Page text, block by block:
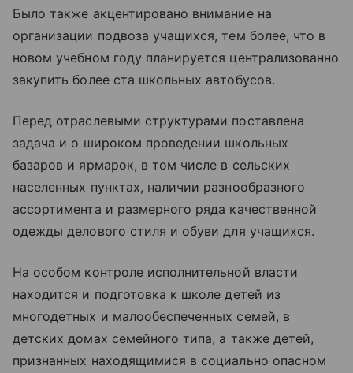
Было также акцентировано внимание на
организации подвоза учащихся, тем более, что в
новом учебном году планируется централизованно
закупить более ста школьных автобусов.
Перед отраслевыми структурами поставлена
задача и о широком проведении школьных
базаров и ярмарок, в том числе в сельских
населенных пунктах, наличии разнообразного
ассортимента и размерного ряда качественной
одежды делового стиля и обуви для учащихся.
На особом контроле исполнительной власти
находится и подготовка к школе детей из
многодетных и малообеспеченных семей, в
детских домах семейного типа, а также детей,
признанных находящимися в социально опасном